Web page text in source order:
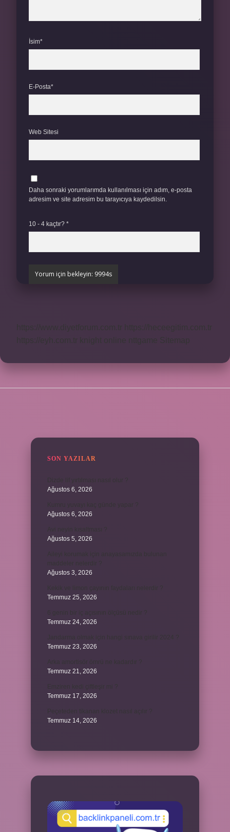
İsim*
E-Posta*
Web Sitesi
Daha sonraki yorumlarımda kullanılması için adım, e-posta
adresim ve site adresim bu tarayıcıya kaydedilsin.
10 - 4 kaçtır? *
SON YAZILAR
Ağustos 6, 2026
Ağustos 6, 2026
Ağustos 5, 2026
Ağustos 3, 2026
Temmuz 25, 2026
Temmuz 24, 2026
Temmuz 23, 2026
Temmuz 21, 2026
Temmuz 17, 2026
Temmuz 14, 2026